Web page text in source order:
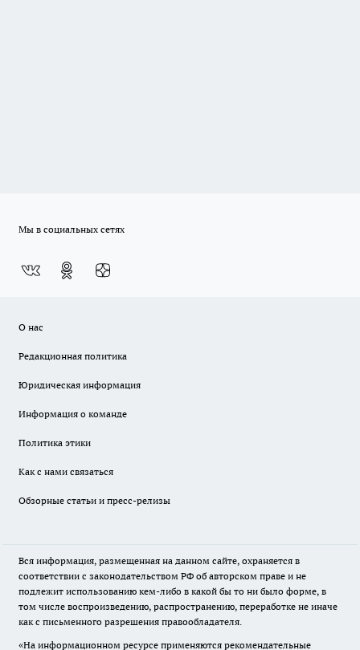
Мы в социальных сетях
О нас
Редакционная политика
Юридическая информация
Информация о команде
Политика этики
Как с нами связаться
Обзорные статьи и пресс-релизы
Вся информация, размещенная на данном сайте, охраняется в
соответствии с законодательством РФ об авторском праве и не
подлежит использованию кем-либо в какой бы то ни было форме, в
том числе воспроизведению, распространению, переработке не иначе
как с письменного разрешения правообладателя.
«На информационном ресурсе применяются рекомендательные